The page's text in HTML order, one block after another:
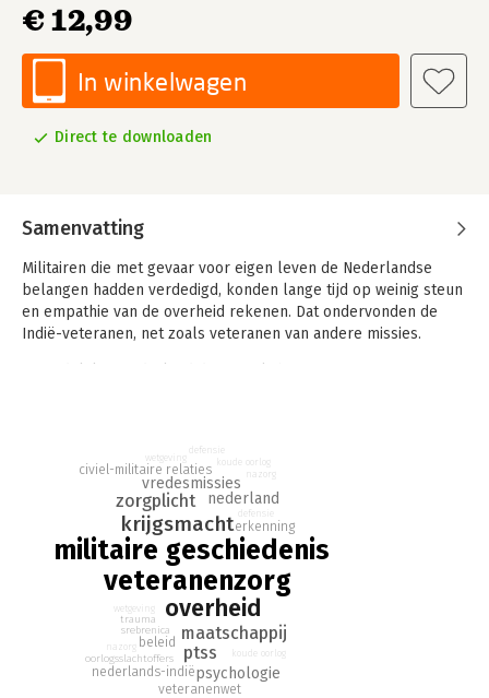
€ 12,99
In winkelwagen
Direct te downloaden
Samenvatting
Militairen die met gevaar voor eigen leven de Nederlandse
belangen hadden verdedigd, konden lange tijd op weinig steun
en empathie van de overheid rekenen. Dat ondervonden de
Indië-veteranen, net zoals veteranen van andere missies.
veteranenzorg
militaire geschiedenis
overheid
krijgsmacht
maatschappij
ptss
zorgplicht
vredesmissies
nederland
psychologie
beleid
civiel-militaire relaties
erkenning
veteranenwet
nederlands-indië
oorlogsslachtoffers
srebrenica
trauma
wetgeving
defensie
koude oorlog
nazorg
wetgeving
defensie
koude oorlog
nazorg